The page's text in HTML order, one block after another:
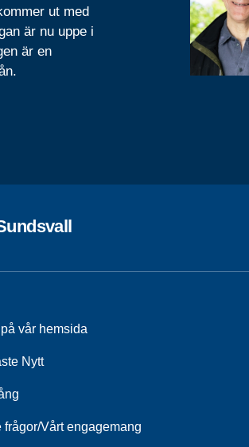
ut med
är nu uppe i
är en
vår hemsida
Nytt
frågor/Vårt engagemang